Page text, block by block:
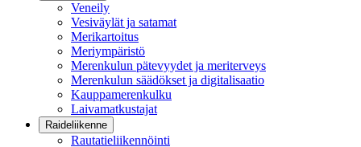
Veneily
Vesiväylät ja satamat
Merikartoitus
Meriympäristö
Merenkulun pätevyydet ja meriterveys
Merenkulun säädökset ja digitalisaatio
Kauppamerenkulku
Laivamatkustajat
Raideliikenne
Rautatieliikennöinti